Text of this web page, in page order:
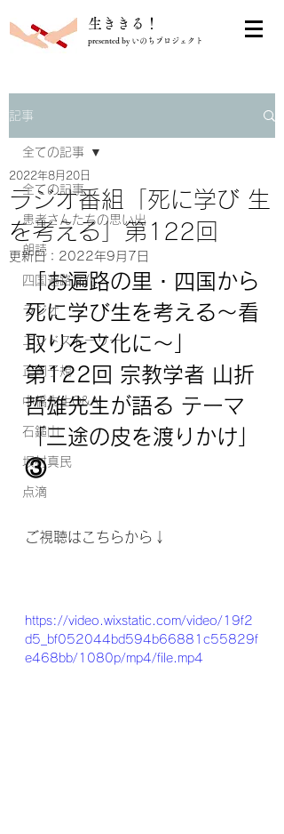
​生ききる！
presented by いのちプロジェクト
記事
全ての記事
患者さんたちの思い出
朗読
四国遍路文化
ラジオ
エンドストーリー
正岡子規
中橋先生Q&A
石鎚山
坂村真民
点滴
全ての記事
ラジオ番組「死に学び 生
を考える」第122回
2022年8月20日
更新日： 2022年9月7日
「お遍路の里・四国から
死に学び生を考える～看
取りを文化に～
第122回 宗教学者 山折
哲雄先生が語る テーマ
「三途の皮を渡りかけ」
③
ご視聴はこちらから↓
https://video.wixstatic.com/video/19f2
d5_bf052044bd594b66881c55829f
e468bb/1080p/mp4/file.mp4